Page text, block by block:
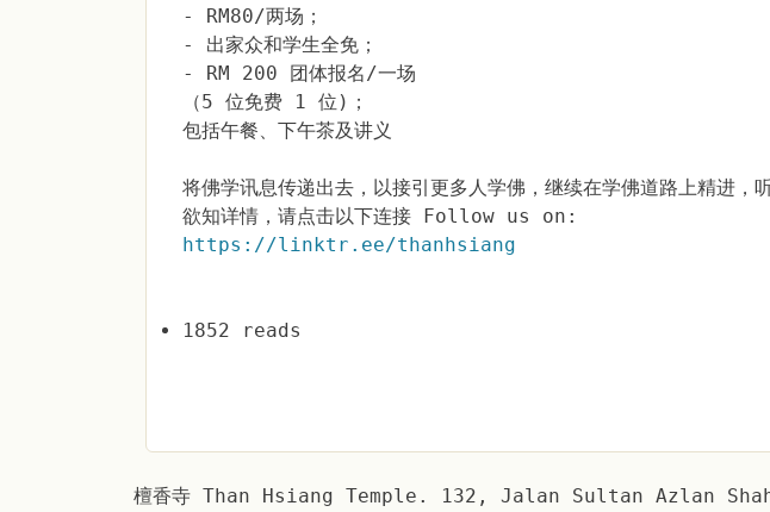
- RM80/两场；
- 出家众和学生全免；
- RM 200 团体报名/一场
（5 位免费 1 位)；
包括午餐、下午茶及讲义
将佛学讯息传递出去，以接引更多人学佛，继续在学佛道路上精进，听
欲知详情，请点击以下连接 Follow us on:
https://linktr.ee/thanhsiang
1852 reads
檀香寺 Than Hsiang Temple. 132, Jalan Sultan Azlan